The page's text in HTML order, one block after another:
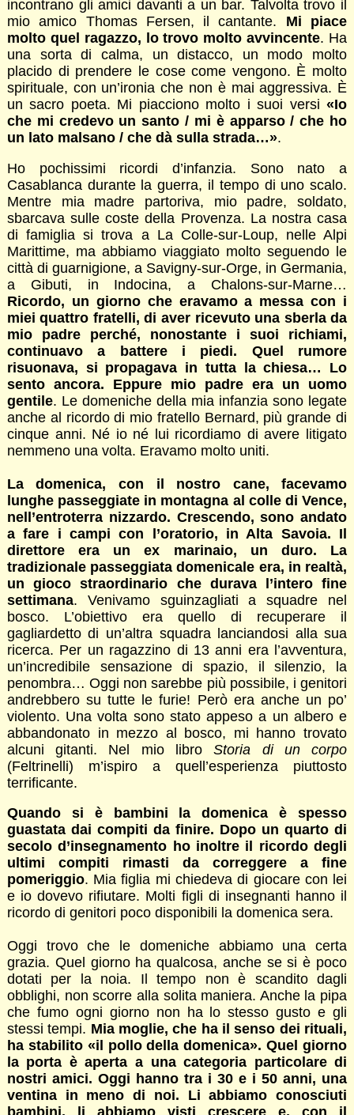
incontrano gli amici davanti a un bar. Talvolta trovo il
mio amico Thomas Fersen, il cantante. Mi piace
molto quel ragazzo, lo trovo molto avvincente. Ha
una sorta di calma, un distacco, un modo molto
placido di prendere le cose come vengono. È molto
spirituale, con un’ironia che non è mai aggressiva. È
un sacro poeta. Mi piacciono molto i suoi versi«Io
che mi credevo un santo / mi è apparso / che ho
un lato malsano / che dà sulla strada…».
Ho pochissimi ricordi d’infanzia. Sono nato a
Casablanca durante la guerra, il tempo di uno scalo.
Mentre mia madre partoriva, mio padre, soldato,
sbarcava sulle coste della Provenza. La nostra casa
di famiglia si trova a La Colle-sur-Loup, nelle Alpi
Marittime, ma abbiamo viaggiato molto seguendo le
città di guarnigione, a Savigny-sur-Orge, in Germania,
a Gibuti, in Indocina, a Chalons-sur-Marne…
Ricordo, un giorno che eravamo a messa con i
miei quattro fratelli, di aver ricevuto una sberla da
mio padre perché, nonostante i suoi richiami,
continuavo a battere i piedi. Quel rumore
risuonava, si propagava in tutta la chiesa… Lo
sento ancora. Eppure mio padre era un uomo
gentile. Le domeniche della mia infanzia sono legate
anche al ricordo di mio fratello Bernard, più grande di
cinque anni. Né io né lui ricordiamo di avere litigato
nemmeno una volta. Eravamo molto uniti.
La domenica, con il nostro cane, facevamo
lunghe passeggiate in montagna al colle di Vence,
nell’entroterra nizzardo. Crescendo, sono andato
a fare i campi con l’oratorio, in Alta Savoia. Il
direttore era un ex marinaio, un duro. La
tradizionale passeggiata domenicale era, in realtà,
un gioco straordinario che durava l’intero fine
settimana. Venivamo sguinzagliati a squadre nel
bosco. L’obiettivo era quello di recuperare il
gagliardetto di un’altra squadra lanciandosi alla sua
ricerca. Per un ragazzino di 13 anni era l’avventura,
un’incredibile sensazione di spazio, il silenzio, la
penombra… Oggi non sarebbe più possibile, i genitori
andrebbero su tutte le furie! Però era anche un po’
violento. Una volta sono stato appeso a un albero e
abbandonato in mezzo al bosco, mi hanno trovato
alcuni gitanti. Nel mio libroStoria di un corpo
(Feltrinelli) m’ispiro a quell’esperienza piuttosto
terrificante.
Quando si è bambini la domenica è spesso
guastata dai compiti da finire. Dopo un quarto di
secolo d’insegnamento ho inoltre il ricordo degli
ultimi compiti rimasti da correggere a fine
pomeriggio. Mia figlia mi chiedeva di giocare con lei
e io dovevo rifiutare. Molti figli di insegnanti hanno il
ricordo di genitori poco disponibili la domenica sera.
Oggi trovo che le domeniche abbiamo una certa
grazia. Quel giorno ha qualcosa, anche se si è poco
dotati per la noia. Il tempo non è scandito dagli
obblighi, non scorre alla solita maniera. Anche la pipa
che fumo ogni giorno non ha lo stesso gusto e gli
stessi tempi. Mia moglie, che ha il senso dei rituali,
ha stabilito «il pollo della domenica». Quel giorno
la porta è aperta a una categoria particolare di
nostri amici. Oggi hanno tra i 30 e i 50 anni, una
ventina in meno di noi. Li abbiamo conosciuti